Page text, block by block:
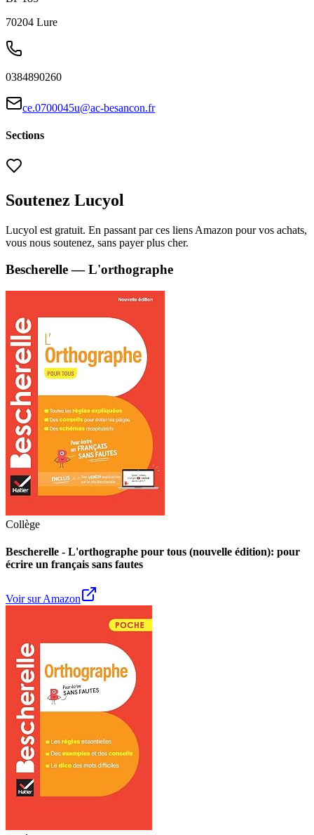
70204 Lure
0384890260
ce.0700045u@ac-besancon.fr
Sections
Soutenez Lucyol
Lucyol est gratuit. En passant par ces liens Amazon pour vos achats,
vous nous soutenez, sans payer plus cher.
Bescherelle — L'orthographe
Collège
Bescherelle - L'orthographe pour tous (nouvelle édition): pour
écrire un français sans fautes
Voir sur Amazon